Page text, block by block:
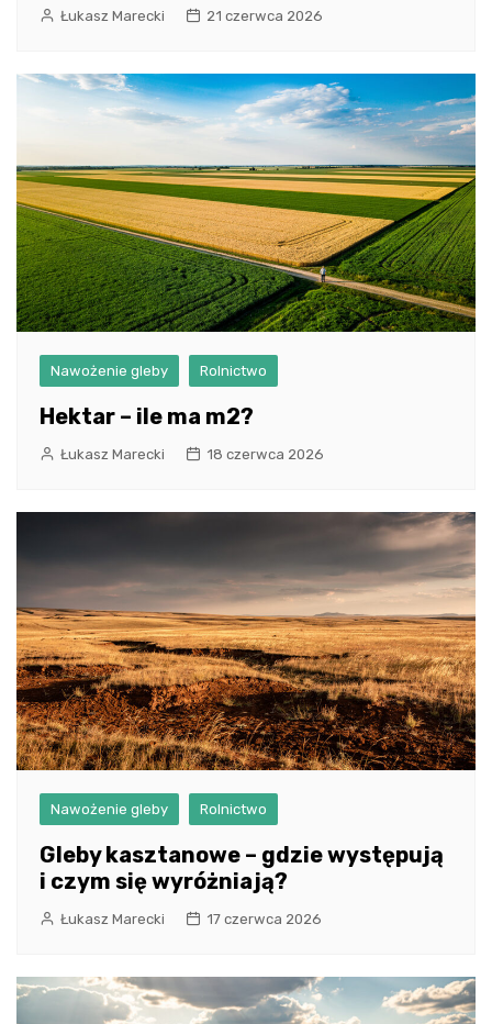
Łukasz Marecki 21 czerwca 2026
Nawożenie gleby Rolnictwo
Hektar – ile ma m2?
Łukasz Marecki 18 czerwca 2026
Nawożenie gleby Rolnictwo
Gleby kasztanowe – gdzie występują
i czym się wyróżniają?
Łukasz Marecki 17 czerwca 2026